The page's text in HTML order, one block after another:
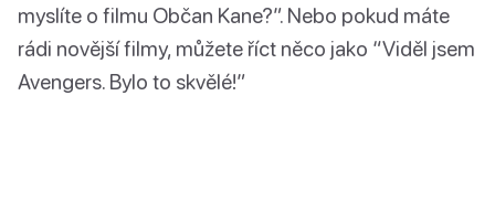
myslíte o filmu Občan Kane?”. Nebo pokud máte
rádi novější filmy, můžete říct něco jako “Viděl jsem
Avengers. Bylo to skvělé!”